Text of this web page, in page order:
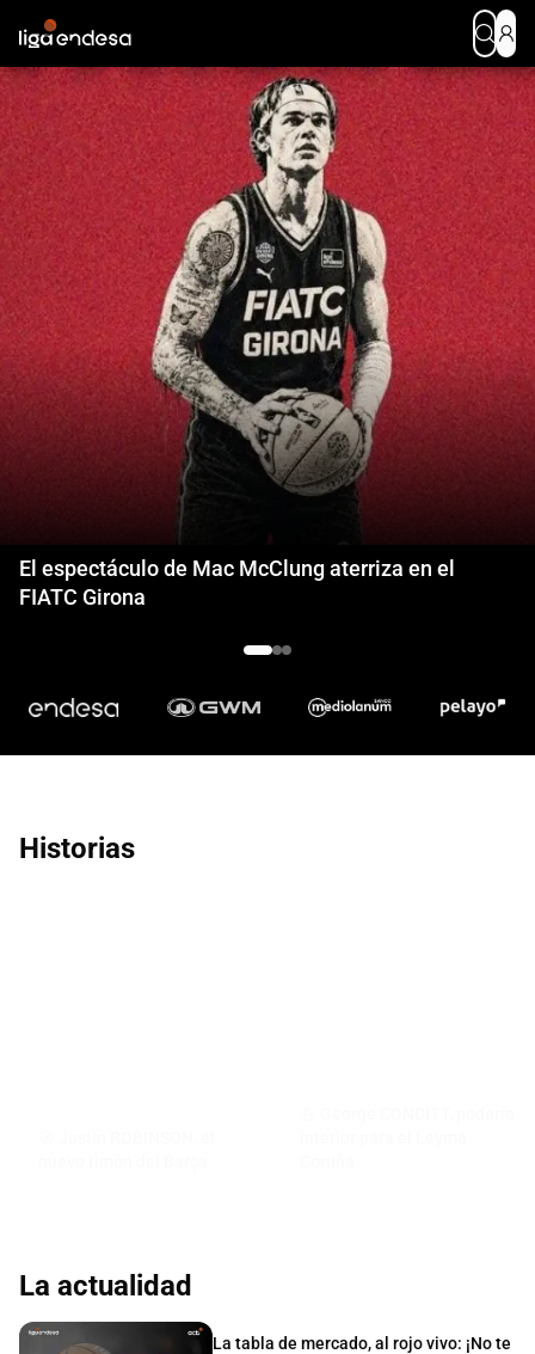
El espectáculo de Mac McClung aterriza en el
FIATC Girona
Historias
La actualidad
La tabla de mercado, al rojo vivo: ¡No te